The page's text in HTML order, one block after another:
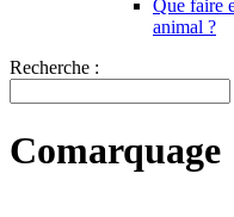
Que faire
animal ?
Recherche :
Comarquage